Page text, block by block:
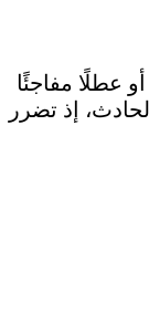
عطلًا مفاجئًا
إذ تضرر